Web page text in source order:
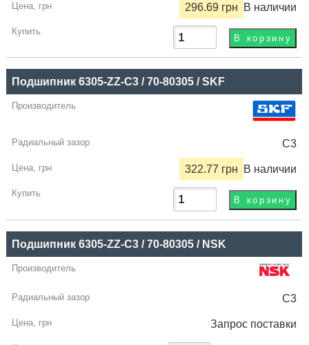
296.69 грн В наличии
Подшипник 6305-ZZ-C3 / 70-80305 / SKF
C3
322.77 грн В наличии
Подшипник 6305-ZZ-C3 / 70-80305 / NSK
C3
Запрос поставки